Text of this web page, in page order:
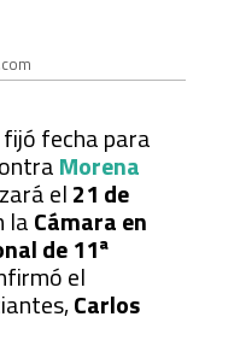
fijó fecha para
Morena
el21 de
laCámara en
de 11ª
el
Carlos